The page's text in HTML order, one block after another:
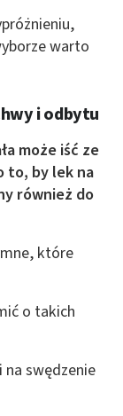
warto
i odbytu
może iść ze
to, by lek na
również do
które
o takich
swędzenie